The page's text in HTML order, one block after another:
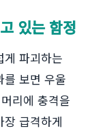
있는 함정
게 파괴하는
를 보면 우울
리에 충격을
급격하게